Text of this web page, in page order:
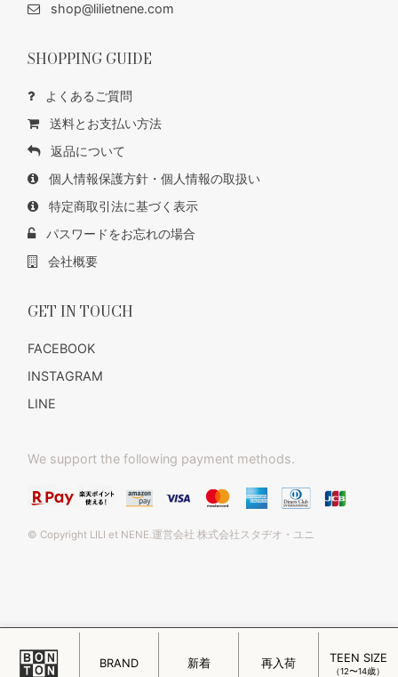
BRAND 新着 再入荷 TEEN SIZE
（12〜14歳）
shop@lilietnene.com
SHOPPING GUIDE
よくあるご質問
送料とお支払い方法
返品について
個人情報保護方針・個人情報の取扱い
特定商取引法に基づく表示
パスワードをお忘れの場合
会社概要
GET IN TOUCH
FACEBOOK
INSTAGRAM
LINE
We support the following payment methods.
© Copyright LILI et NENE.運営会社 株式会社スタヂオ・ユニ
このページをPC用に切り替え